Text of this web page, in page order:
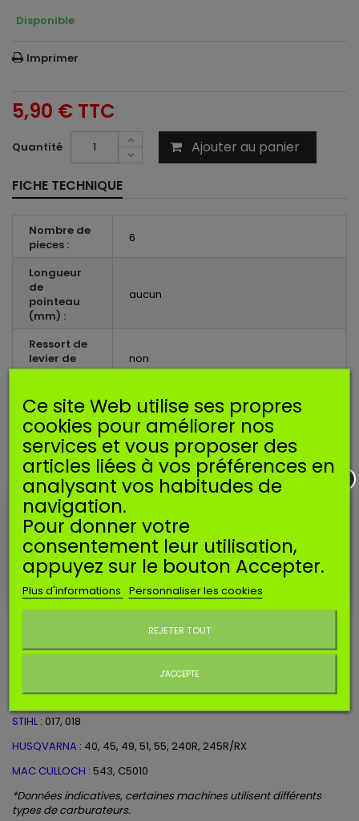
Disponible
Imprimer
5,90 € TTC
Quantité Ajouter au panier
FICHE TECHNIQUE
Nombre de
pieces :
6
Longueur
de
pointeau
(mm) :
aucun
Ressort de
levier de
pointeau :
non
Axe de
levier de
pointeau :
non
EN SAVOIR PLUS
Kit membranes pour carburateur ZAMA.
Convient pour carburateur de type C1Q: C1Q-EL1, C1Q-EL5,
C1Q-EL6,
C1Q-EL7, C1Q-EL10, C1Q-M43, C1Q-M44, C1Q-S43, C1Q-S57, C1Q-
S137, C1Q-S152
Correspond aux références STIHL 11300071061, 1130-007-1061,
sont utilisés
suivantes* :
STIHL : 017, 018
HUSQVARNA : 40, 45, 49, 51, 55, 240R, 245R/RX
MAC CULLOCH : 543, C5010
*Données indicatives, certaines machines utilisent différents
types de carburateurs.
Ce site Web utilise ses propres
cookies pour améliorer nos
services et vous proposer des
articles liées à vos préférences en
analysant vos habitudes de
navigation.
Pour donner votre
consentement leur utilisation,
appuyez sur le bouton Accepter.
Plus d'informations Personnaliser les cookies
REJETER TOUT
J'ACCEPTE